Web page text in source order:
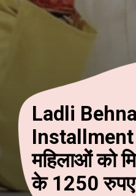
Ladli
Installment :
महिलाओं को
के 1250 रुपए